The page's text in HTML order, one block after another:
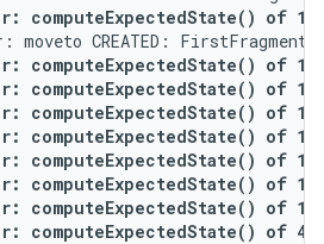
computeExpectedState() of 1
computeExpectedState() of 1
computeExpectedState() of 1
computeExpectedState() of 1
computeExpectedState() of 1
computeExpectedState() of 1
computeExpectedState() of 1
computeExpectedState() of 1
computeExpectedState() of 4